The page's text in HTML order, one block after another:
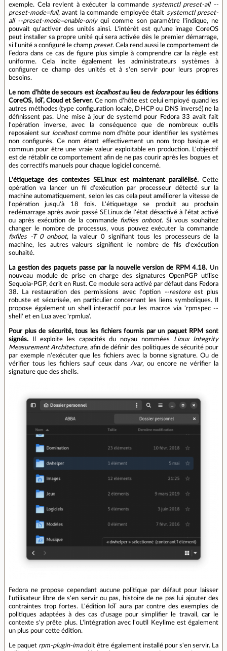
exemple. Cela revient à exécuter la commande systemctl preset-all --
preset-mode=full, avant la commande employée était systemctl preset-
all --preset-mode=enable-onlyqui comme son paramètre l'indique, ne
pouvait qu'activer des unités ainsi. L'intérêt est qu'une image CoreOS
peut installer sa propre unité qui sera activée dès le premier démarrage,
si l'unité a configuré le champ preset. Cela rend aussi le comportement de
Fedora dans ce cas de figure plus simple à comprendre car la règle est
uniforme. Cela incite également les administrateurs systèmes à
configurer ce champ des unités et à s'en servir pour leurs propres
besoins.
Le nom d'hôte de secours est localhostau lieu de fedorapour les éditions
CoreOS, IoT, Cloud et Server. Ce nom d'hôte est celui employé quand les
autres méthodes (type configuration locale, DHCP ou DNS inversé) ne la
définissent pas. Une mise à jour de systemd pour Fedora 33 avait fait
l'opération inverse, avec la conséquence que de nombreux outils
reposaient sur localhostcomme nom d'hôte pour identifier les systèmes
non configurés. Ce nom étant effectivement un nom trop basique et
commun pour être une vraie valeur exploitable en production. L'objectif
est de rétablir ce comportement afin de ne pas courir après les bogues et
des correctifs manuels pour chaque logiciel concerné.
L'étiquetage des contextes SELinux est maintenant parallélisé.Cette
opération va lancer un fil d'exécution par processeur détecté sur la
machine automatiquement, selon les cas cela peut améliorer la vitesse de
l'opération jusqu'à 18 fois. L'étiquetage se produit au prochain
redémarrage après avoir passé SELinux de l'état désactivé à l'état activé
ou après exécution de la commande fixfiles onboot. Si vous souhaitez
changer le nombre de processus, vous pouvez exécuter la commande
fixfiles -T 0 onboot, la valeur 0 signifiant tous les processeurs de la
machine, les autres valeurs signifient le nombre de fils d'exécution
souhaité.
La gestion des paquets passe par la nouvelle version de RPM 4.18. Un
nouveau module de prise en charge des signatures OpenPGP utilise
Sequoia-PGP, écrit en Rust. Ce module sera activé par défaut dans Fedora
38. La restauration des permissions avec l'option
--restoreest plus
robuste et sécurisée, en particulier concernant les liens symboliques. Il
propose également un shell interactif pour les macros via 'rpmspec --
shell' et en Lua avec 'rpmlua'.
Pour plus de sécurité, tous les fichiers fournis par un paquet RPM sont
signés. Il exploite les capacités du noyau nommées Linux Integrity
Measurement Architecture, afin de définir des politiques de sécurité pour
par exemple n'exécuter que les fichiers avec la bonne signature. Ou de
vérifier tous les fichiers sauf ceux dans /var, ou encore ne vérifier la
signature que des shells.
Fedora ne propose cependant aucune politique par défaut pour laisser
l'utilisateur libre de s'en servir ou pas, histoire de ne pas lui ajouter des
contraintes trop fortes. L'édition IoT aura par contre des exemples de
politiques adaptées à des cas d'usage pour simplifier le travail, car le
contexte s'y prête plus. L'intégration avec l'outil Keylime est également
un plus pour cette édition.
Le paquet rpm-plugin-imadoit être également installé pour s'en servir. La